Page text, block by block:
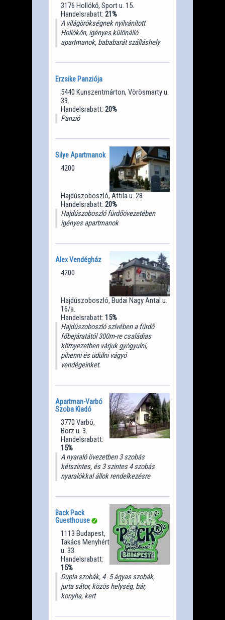
3176 Hollókő, Sport u. 15.
Handelsrabatt: 21%
A világörökségnek nyilvánított
Hollókőn, igényes különálló
apartmanok, bababarát szálláshely
Erzsike Panziója
5440 Kunszentmárton, Vörösmarty u.
39.
Handelsrabatt: 20%
Panzió
Silye Apartmanok
4200
Hajdúszoboszló, Attila u. 28
Handelsrabatt: 20%
Hajdúszoboszló fürdőövezetében
igényes apartmanok
Alex Vendégház
4200
Hajdúszoboszló, Budai Nagy Antal u.
16/a.
Handelsrabatt: 15%
Hajdúszoboszló szívében a fürdő
főbejáratától 300m-re családias
környezetben várjuk gyógyulni,
pihenni és üdülni vágyó
vendégeinket.
Apartman-Varbó
Szoba Kiadó
3770 Varbó,
Borz u. 3.
Handelsrabatt:
15%
A nyaraló övezetben 3 szobás
kétszintes, és 3 szintes 4 szobás
nyaralókkal állok rendelkezésre
Back Pack
Guesthouse
1113 Budapest,
Takács Menyhért
u. 33.
Handelsrabatt:
15%
Dupla szobák, 4- 5 ágyas szobák,
jurta sátor, közös helység, bár,
konyha, kert